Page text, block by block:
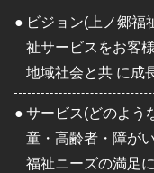
● ビジョン(上ノ郷福
祉サービスをお客
地域社会と共 に成
● サービス(どのよう
童・高齢者・障が
福祉ニーズの満足